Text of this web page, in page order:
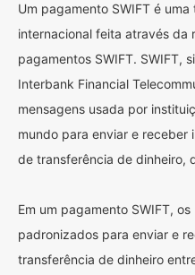
Um pagamento SWIFT é
internacional feita através da
pagamentos SWIFT. SWIFT,
Interbank Financial
mensagens usada por
mundo para enviar e receber
de transferência de dinheiro,
Em um pagamento SWIFT,
padronizados para enviar e
transferência de dinheiro